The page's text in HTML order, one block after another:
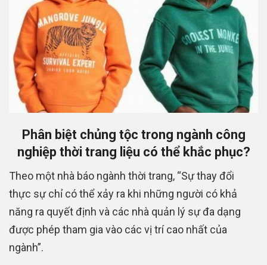
Phân biệt chủng tộc trong ngành công
nghiệp thời trang liệu có thể khắc phục?
Theo một nhà báo ngành thời trang, “Sự thay đổi
thực sự chỉ có thể xảy ra khi những người có khả
năng ra quyết định và các nhà quản lý sự đa dạng
được phép tham gia vào các vị trí cao nhất của
ngành”.